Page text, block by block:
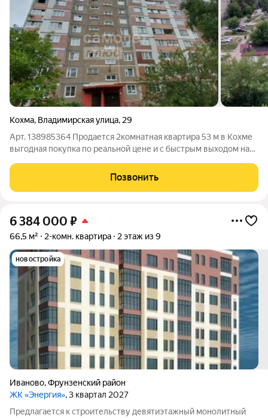
Кохма, Владимирская улица, 29
Арт. 138985364 Продается 2комнатная квартира 53 м в Кохме
выгодная покупка по реальной цене и с быстрым выходом на
адресу ул. Владимирская. Общая площадь 53 м, жилая 32,1 м,
кухня 7,9 м,
Позвонить
6 384 000 ₽
66,5 м² 2-комн. квартира 2 этаж из 9
новостройка
Иваново,Фрунзенский район
ЖК «Энергия», 3 квартал 2027
Предлагается к строительству девятиэтажный монолитный